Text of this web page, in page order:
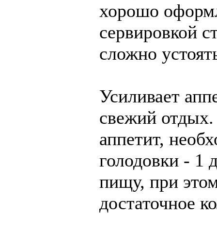
хорошо
сервировкой
сложно
Усиливает
свежий
аппетит,
голодовки - 1
пищу, при
достаточное